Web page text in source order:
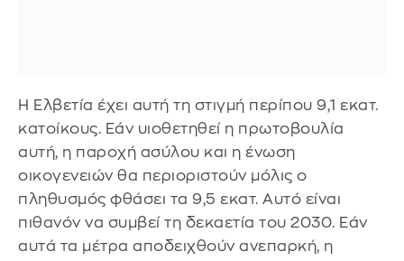
Η Ελβετία έχει αυτή τη στιγμή περίπου 9,1 εκατ.
κατοίκους. Εάν υιοθετηθεί η πρωτοβουλία
αυτή, η παροχή ασύλου και η ένωση
οικογενειών θα περιοριστούν μόλις ο
πληθυσμός φθάσει τα 9,5 εκατ. Αυτό είναι
πιθανόν να συμβεί τη δεκαετία του 2030. Εάν
αυτά τα μέτρα αποδειχθούν ανεπαρκή, η